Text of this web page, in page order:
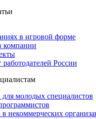
в игровой форме
компании
работодателей России
для молодых специалистов
в некоммерческих